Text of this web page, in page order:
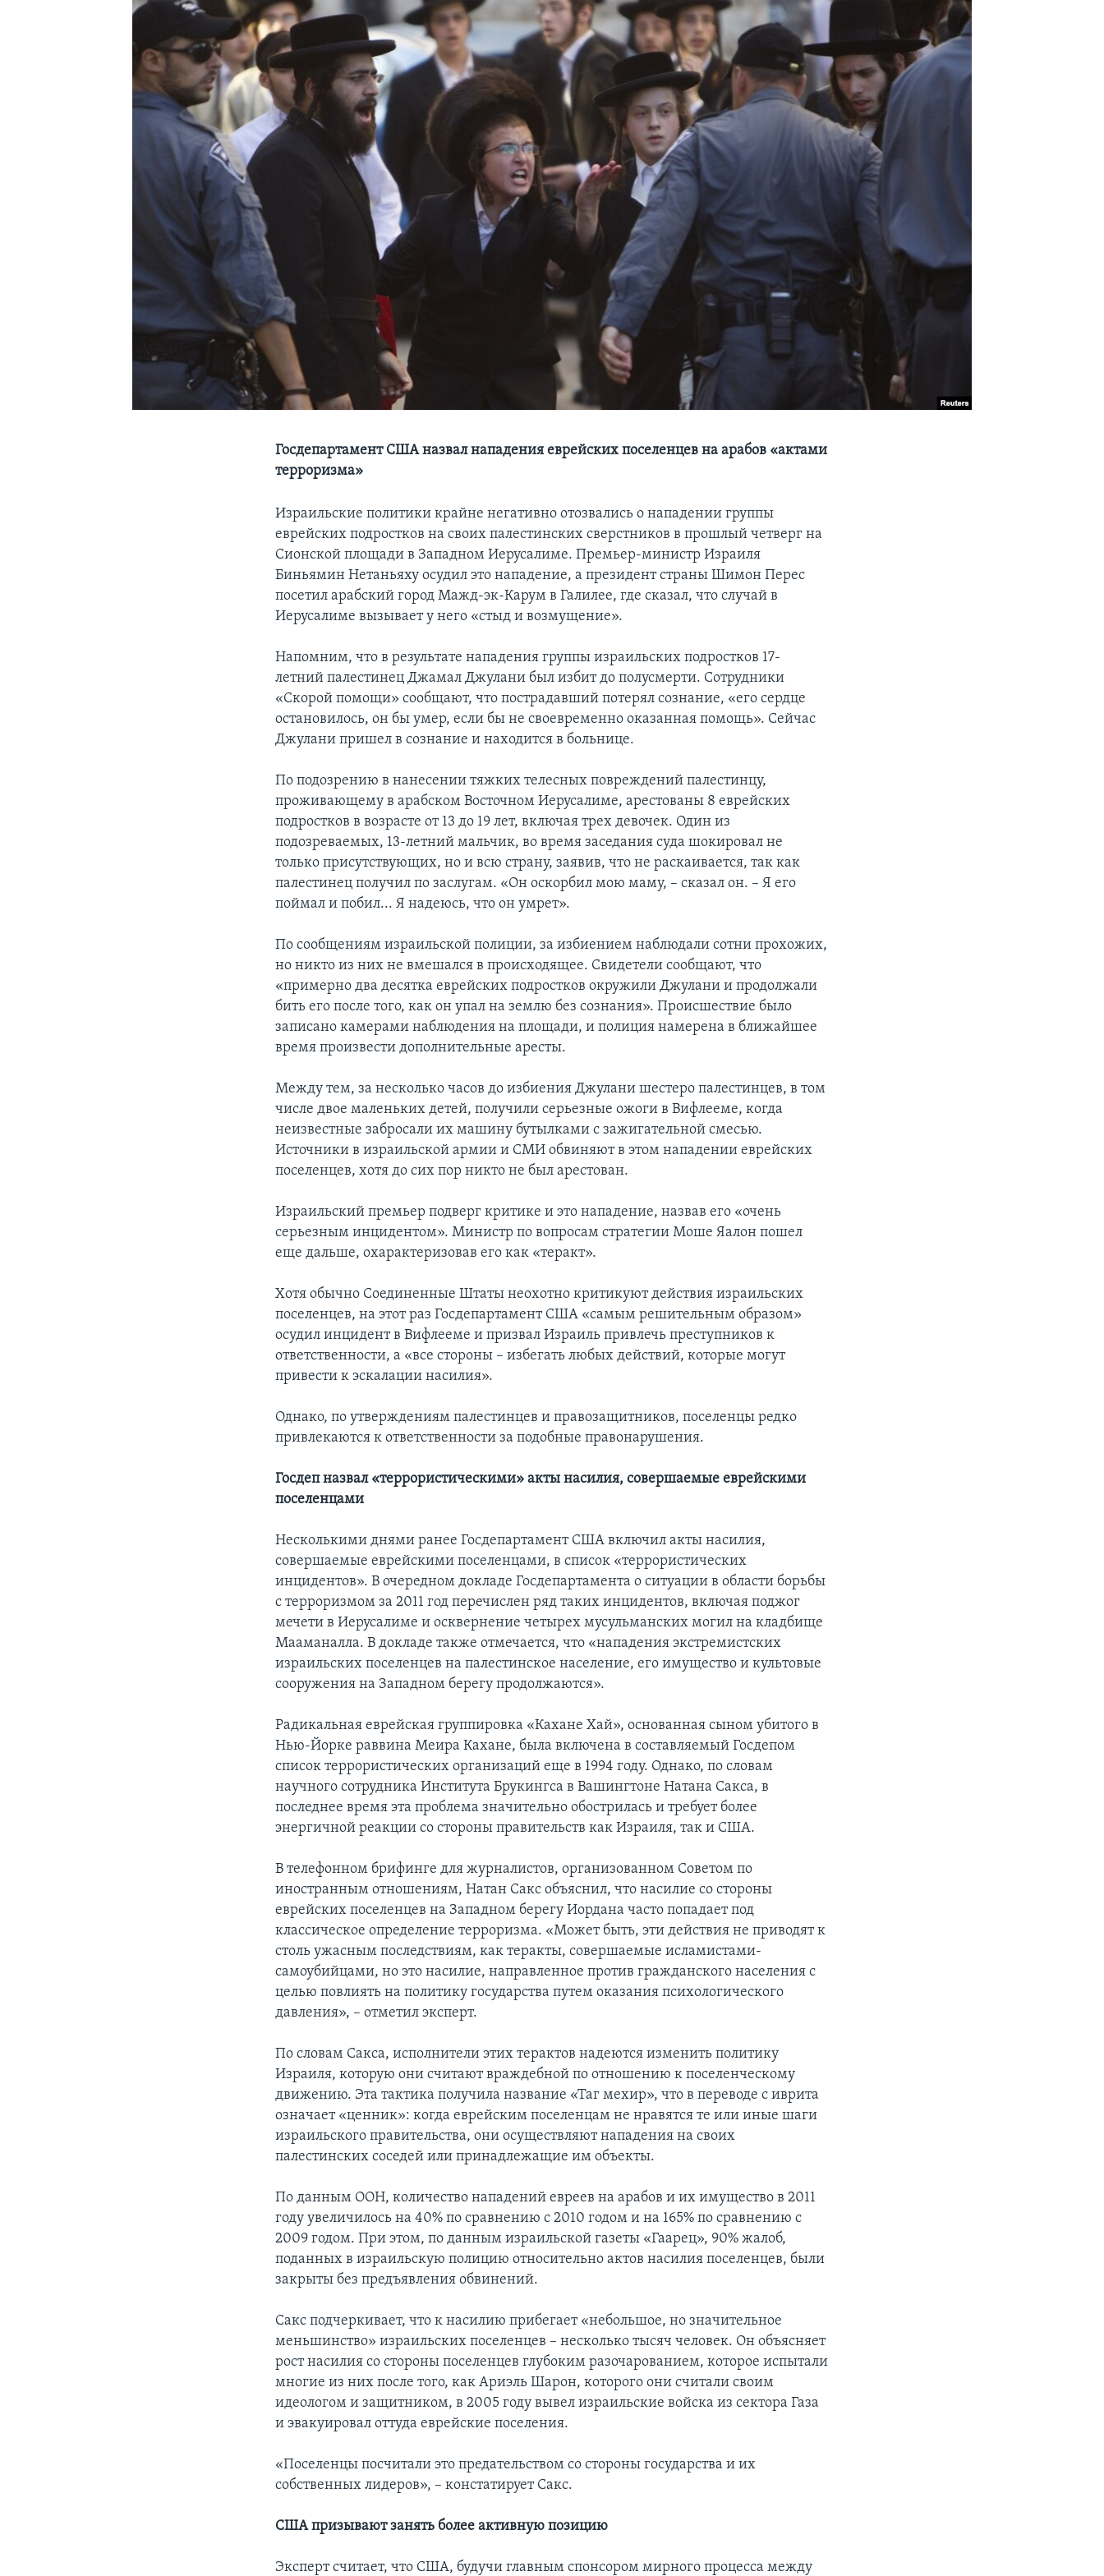
Госдепартамент США назвал нападения еврейских поселенцев на арабов «актами
терроризма»
Израильские политики крайне негативно отозвались о нападении группы
еврейских подростков на своих палестинских сверстников в прошлый четверг на
Сионской площади в Западном Иерусалиме. Премьер-министр Израиля
Биньямин Нетаньяху осудил это нападение, а президент страны Шимон Перес
посетил арабский город Мажд-эк-Карум в Галилее, где сказал, что случай в
Иерусалиме вызывает у него «стыд и возмущение».
Напомним, что в результате нападения группы израильских подростков 17-
летний палестинец Джамал Джулани был избит до полусмерти. Сотрудники
«Скорой помощи» сообщают, что пострадавший потерял сознание, «его сердце
остановилось, он бы умер, если бы не своевременно оказанная помощь». Сейчас
Джулани пришел в сознание и находится в больнице.
По подозрению в нанесении тяжких телесных повреждений палестинцу,
проживающему в арабском Восточном Иерусалиме, арестованы 8 еврейских
подростков в возрасте от 13 до 19 лет, включая трех девочек. Один из
подозреваемых, 13-летний мальчик, во время заседания суда шокировал не
только присутствующих, но и всю страну, заявив, что не раскаивается, так как
палестинец получил по заслугам. «Он оскорбил мою маму, – сказал он. – Я его
поймал и побил... Я надеюсь, что он умрет».
По сообщениям израильской полиции, за избиением наблюдали сотни прохожих,
но никто из них не вмешался в происходящее. Свидетели сообщают, что
«примерно два десятка еврейских подростков окружили Джулани и продолжали
бить его после того, как он упал на землю без сознания». Происшествие было
записано камерами наблюдения на площади, и полиция намерена в ближайшее
время произвести дополнительные аресты.
Между тем, за несколько часов до избиения Джулани шестеро палестинцев, в том
числе двое маленьких детей, получили серьезные ожоги в Вифлееме, когда
неизвестные забросали их машину бутылками с зажигательной смесью.
Источники в израильской армии и СМИ обвиняют в этом нападении еврейских
поселенцев, хотя до сих пор никто не был арестован.
Израильский премьер подверг критике и это нападение, назвав его «очень
серьезным инцидентом». Министр по вопросам стратегии Моше Яалон пошел
еще дальше, охарактеризовав его как «теракт».
Хотя обычно Соединенные Штаты неохотно критикуют действия израильских
поселенцев, на этот раз Госдепартамент США «самым решительным образом»
осудил инцидент в Вифлееме и призвал Израиль привлечь преступников к
ответственности, а «все стороны – избегать любых действий, которые могут
привести к эскалации насилия».
Однако, по утверждениям палестинцев и правозащитников, поселенцы редко
привлекаются к ответственности за подобные правонарушения.
Госдеп назвал «террористическими» акты насилия, совершаемые еврейскими
поселенцами
Несколькими днями ранее Госдепартамент США включил акты насилия,
совершаемые еврейскими поселенцами, в список «террористических
инцидентов». В очередном докладе Госдепартамента о ситуации в области борьбы
с терроризмом за 2011 год перечислен ряд таких инцидентов, включая поджог
мечети в Иерусалиме и осквернение четырех мусульманских могил на кладбище
Мааманалла. В докладе также отмечается, что «нападения экстремистских
израильских поселенцев на палестинское население, его имущество и культовые
сооружения на Западном берегу продолжаются».
Радикальная еврейская группировка «Кахане Хай», основанная сыном убитого в
Нью-Йорке раввина Меира Кахане, была включена в составляемый Госдепом
список террористических организаций еще в 1994 году. Однако, по словам
научного сотрудника Института Брукингса в Вашингтоне Натана Сакса, в
последнее время эта проблема значительно обострилась и требует более
энергичной реакции со стороны правительств как Израиля, так и США.
В телефонном брифинге для журналистов, организованном Советом по
иностранным отношениям, Натан Сакс объяснил, что насилие со стороны
еврейских поселенцев на Западном берегу Иордана часто попадает под
классическое определение терроризма. «Может быть, эти действия не приводят к
столь ужасным последствиям, как теракты, совершаемые исламистами-
самоубийцами, но это насилие, направленное против гражданского населения с
целью повлиять на политику государства путем оказания психологического
давления», – отметил эксперт.
По словам Сакса, исполнители этих терактов надеются изменить политику
Израиля, которую они считают враждебной по отношению к поселенческому
движению. Эта тактика получила название «Таг мехир», что в переводе с иврита
означает «ценник»: когда еврейским поселенцам не нравятся те или иные шаги
израильского правительства, они осуществляют нападения на своих
палестинских соседей или принадлежащие им объекты.
По данным ООН, количество нападений евреев на арабов и их имущество в 2011
году увеличилось на 40% по сравнению с 2010 годом и на 165% по сравнению с
2009 годом. При этом, по данным израильской газеты «Гаарец», 90% жалоб,
поданных в израильскую полицию относительно актов насилия поселенцев, были
закрыты без предъявления обвинений.
Сакс подчеркивает, что к насилию прибегает «небольшое, но значительное
меньшинство» израильских поселенцев – несколько тысяч человек. Он объясняет
рост насилия со стороны поселенцев глубоким разочарованием, которое испытали
многие из них после того, как Ариэль Шарон, которого они считали своим
идеологом и защитником, в 2005 году вывел израильские войска из сектора Газа
и эвакуировал оттуда еврейские поселения.
«Поселенцы посчитали это предательством со стороны государства и их
собственных лидеров», – констатирует Сакс.
США призывают занять более активную позицию
Эксперт считает, что США, будучи главным спонсором мирного процесса между